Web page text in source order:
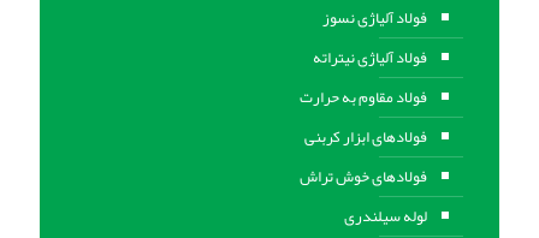
فولاد آلیاژی نسوز
فولاد آلیاژی نیتراته
فولاد مقاوم به حرارت
فولادهای ابزار کربنی
فولادهای خوش تراش
لوله سیلندری